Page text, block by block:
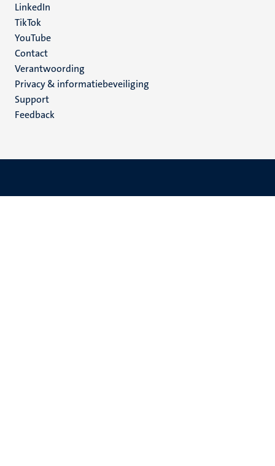
LinkedIn
TikTok
YouTube
Menu
footer
(NL)
Contact
Verantwoording
Privacy & informatiebeveiliging
Support
Feedback